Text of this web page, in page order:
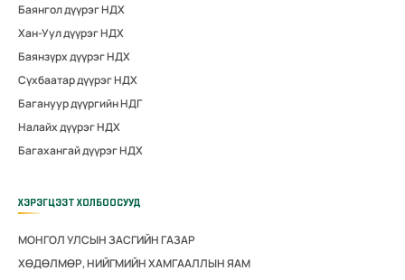
Баянгол дүүрэг НДХ
Хан-Уул дүүрэг НДХ
Баянзүрх дүүрэг НДХ
Сүхбаатар дүүрэг НДХ
Багануур дүүргийн НДГ
Налайх дүүрэг НДХ
Багахангай дүүрэг НДХ
ХЭРЭГЦЭЭТ ХОЛБООСУУД
МОНГОЛ УЛСЫН ЗАСГИЙН ГАЗАР
ХӨДӨЛМӨР, НИЙГМИЙН ХАМГААЛЛЫН ЯАМ